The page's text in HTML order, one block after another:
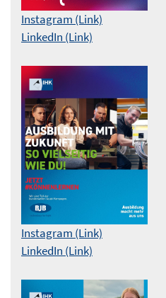
Instagram (Link)
LinkedIn (Link)
Instagram (Link)
LinkedIn (Link)